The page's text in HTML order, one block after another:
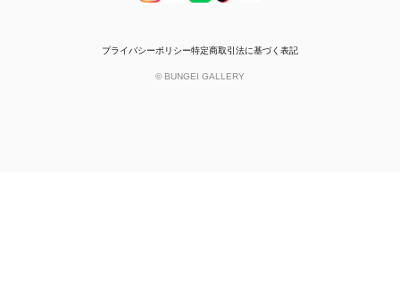
プライバシーポリシー特定商取引法に基づく表記
© BUNGEI GALLERY